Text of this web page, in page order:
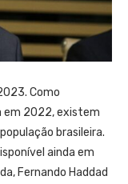
Como
em 2022, existem
brasileira.
ainda em
Fernando Haddad